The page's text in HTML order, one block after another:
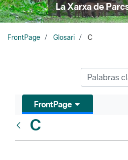
La Xarxa de
FrontPage Glosari C
FrontPage
C